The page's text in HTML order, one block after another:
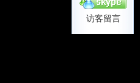
访客留言